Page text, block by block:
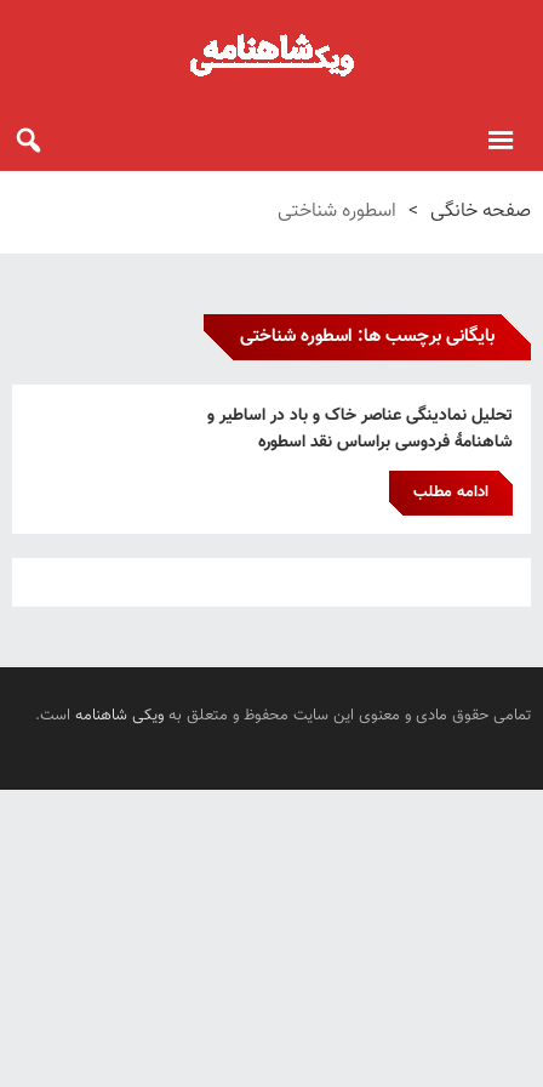
صفحه خانگی > اسطوره شناختی
بایگانی برچسب ها: اسطوره شناختی
تحلیل نمادینگی عناصر خاک و باد در اساطیر و
شاهنامۀ فردوسی براساس نقد اسطوره
ادامه مطلب
تمامی حقوق مادی و معنوی این سایت محفوظ و متعلق به ویکی شاهنامه است.